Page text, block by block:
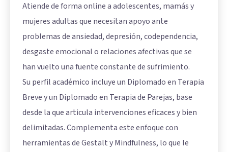
Atiende de forma online a adolescentes, mamás y
mujeres adultas que necesitan apoyo ante
problemas de ansiedad, depresión, codependencia,
desgaste emocional o relaciones afectivas que se
han vuelto una fuente constante de sufrimiento.
Su perfil académico incluye un Diplomado en Terapia
Breve y un Diplomado en Terapia de Parejas, base
desde la que articula intervenciones eficaces y bien
delimitadas. Complementa este enfoque con
herramientas de Gestalt y Mindfulness, lo que le